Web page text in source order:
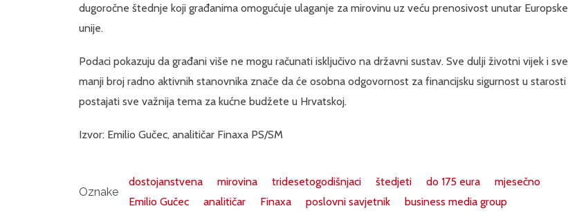
dugoročne štednje koji građanima omogućuje ulaganje za mirovinu uz veću prenosivost unutar Europske
unije.
Podaci pokazuju da građani više ne mogu računati isključivo na državni sustav. Sve dulji životni vijek i sve
manji broj radno aktivnih stanovnika znače da će osobna odgovornost za financijsku sigurnost u starosti
postajati sve važnija tema za kućne budžete u Hrvatskoj.
Izvor: Emilio Gučec, analitičar Finaxa PS/SM
Oznake
dostojanstvena mirovina tridesetogodišnjaci štedjeti do 175 eura
mjesečno
Emilio Gučec
analitičar Finaxa poslovni savjetnik business media group